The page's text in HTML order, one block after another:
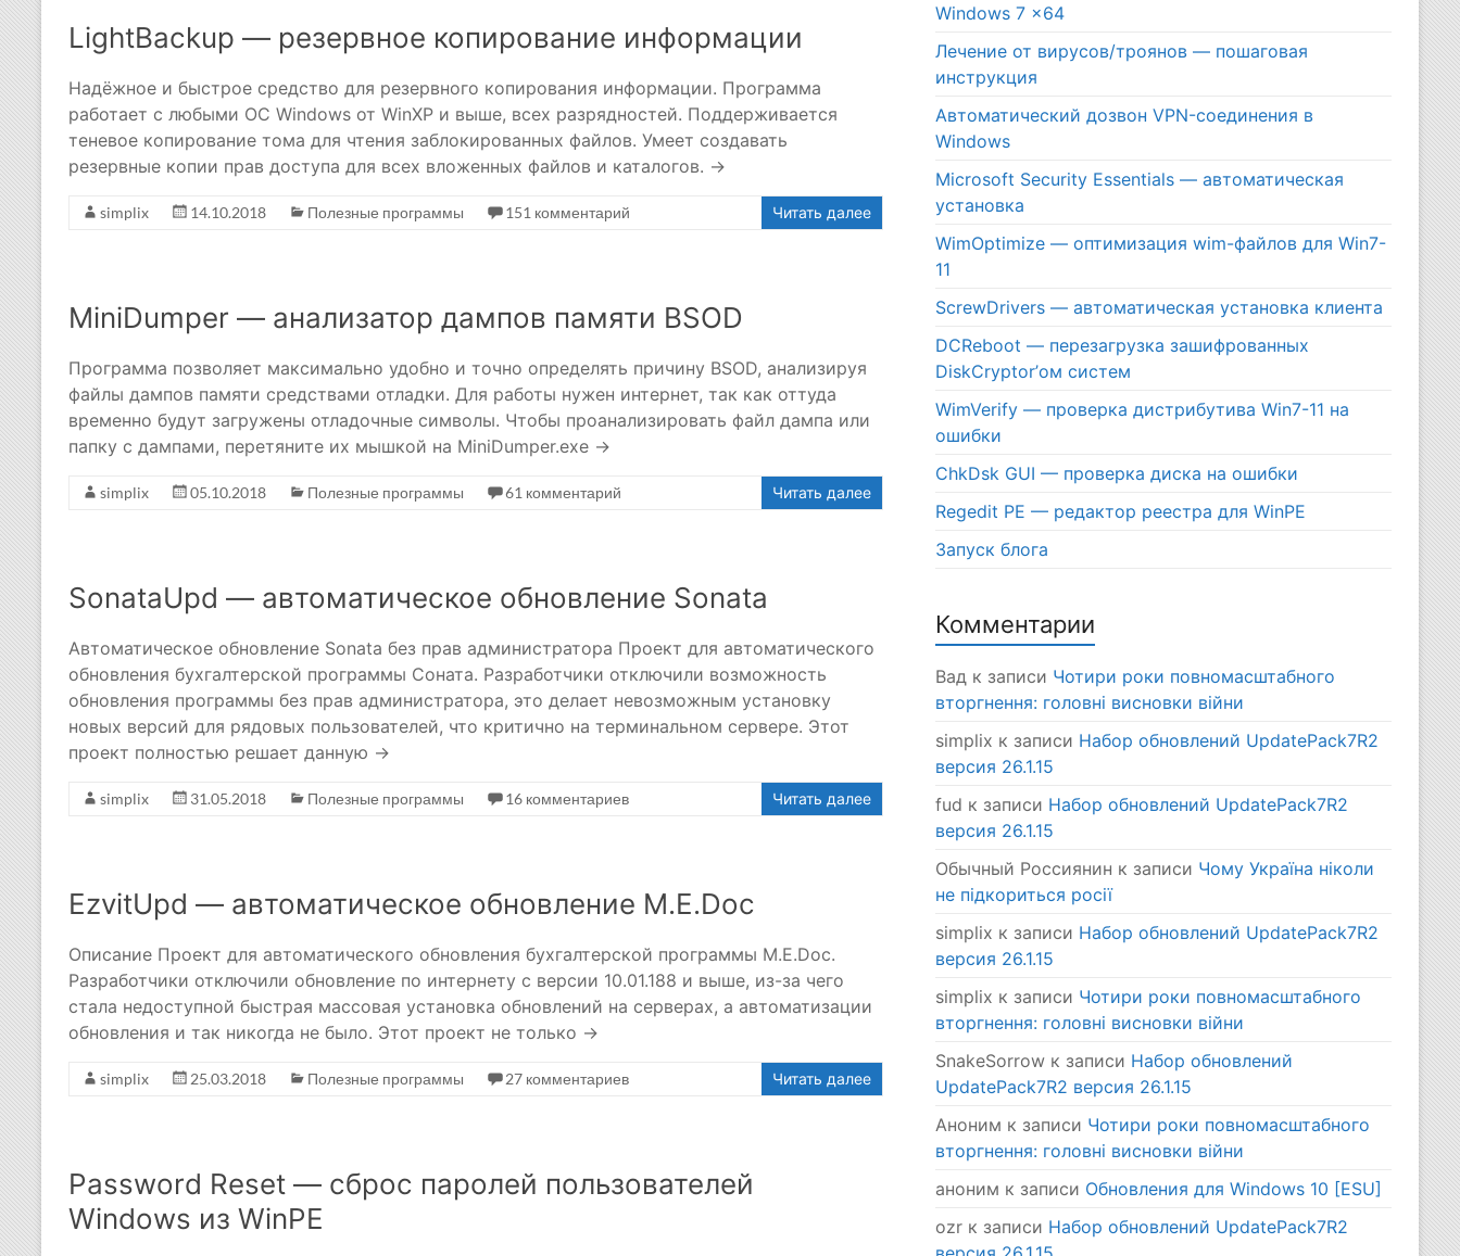
LightBackup — резервное копирование информации
Надёжное и быстрое средство для резервного копирования информации. Программа
работает с любыми ОС Windows от WinXP и выше, всех разрядностей. Поддерживается
теневое копирование тома для чтения заблокированных файлов. Умеет создавать
резервные копии прав доступа для всех вложенных файлов и каталогов. →
simplix 14.10.2018 Полезные программы 151 комментарий Читать далее
MiniDumper — анализатор дампов памяти BSOD
Программа позволяет максимально удобно и точно определять причину BSOD, анализируя
файлы дампов памяти средствами отладки. Для работы нужен интернет, так как оттуда
временно будут загружены отладочные символы. Чтобы проанализировать файл дампа или
папку с дампами, перетяните их мышкой на MiniDumper.exe →
simplix 05.10.2018 Полезные программы 61 комментарий Читать далее
SonataUpd — автоматическое обновление Sonata
Автоматическое обновление Sonata без прав администратора Проект для автоматического
обновления бухгалтерской программы Соната. Разработчики отключили возможность
обновления программы без прав администратора, это делает невозможным установку
новых версий для рядовых пользователей, что критично на терминальном сервере. Этот
проект полностью решает данную →
simplix 31.05.2018 Полезные программы 16 комментариев Читать далее
EzvitUpd — автоматическое обновление M.E.Doc
Описание Проект для автоматического обновления бухгалтерской программы M.E.Doc.
Разработчики отключили обновление по интернету с версии 10.01.188 и выше, из-за чего
стала недоступной быстрая массовая установка обновлений на серверах, а автоматизации
обновления и так никогда не было. Этот проект не только →
simplix 25.03.2018 Полезные программы 27 комментариев Читать далее
Password Reset — сброс паролей пользователей
Windows из WinPE
Windows 7 x64
Лечение от вирусов/троянов — пошаговая
инструкция
Автоматический дозвон VPN-соединения в
Windows
Microsoft Security Essentials — автоматическая
установка
WimOptimize — оптимизация wim-файлов для Win7-
11
ScrewDrivers — автоматическая установка клиента
DCReboot — перезагрузка зашифрованных
DiskCryptor’ом систем
WimVerify — проверка дистрибутива Win7-11 на
ошибки
ChkDsk GUI — проверка диска на ошибки
Regedit PE — редактор реестра для WinPE
Запуск блога
Комментарии
Вад к записи Чотири роки повномасштабного
вторгнення: головні висновки війни
simplix к записи Набор обновлений UpdatePack7R2
версия 26.1.15
fud к записи Набор обновлений UpdatePack7R2
версия 26.1.15
Обычный Россиянин к записи Чому Україна ніколи
не підкориться росії
simplix к записи Набор обновлений UpdatePack7R2
версия 26.1.15
simplix к записи Чотири роки повномасштабного
вторгнення: головні висновки війни
SnakeSorrow к записи Набор обновлений
UpdatePack7R2 версия 26.1.15
Аноним к записи Чотири роки повномасштабного
вторгнення: головні висновки війни
аноним к записи Обновления для Windows 10 [ESU]
ozr к записи Набор обновлений UpdatePack7R2